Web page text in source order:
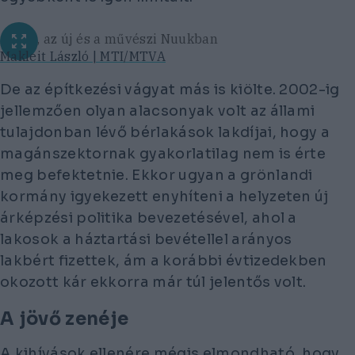
A régi, az új és a művészi Nuukban
Makleit László | MTI/MTVA
De az építkezési vágyat más is kiölte. 2002-ig
jellemzően olyan alacsonyak volt az állami
tulajdonban lévő bérlakások lakdíjai, hogy a
magánszektornak gyakorlatilag nem is érte
meg befektetnie. Ekkor ugyan a grönlandi
kormány igyekezett enyhíteni a helyzeten új
árképzési politika bevezetésével, ahol a
lakosok a háztartási bevétellel arányos
lakbért fizettek, ám a korábbi évtizedekben
okozott kár ekkorra már túl jelentős volt.
A jövő zenéje